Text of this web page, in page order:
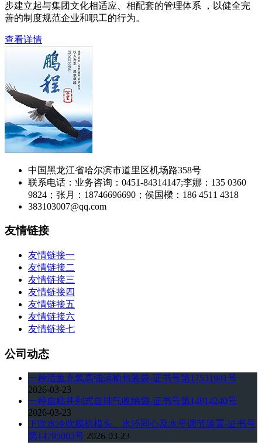
步建立起与集团文化相适应、相配套的管理体系 ，以健全完
善的制度规范企业和职工的行为。
查看详情
中国黑龙江省哈尔滨市道里区机场路358号
联系电话：业务咨询：0451-84314147;李娜：135 0360
9824；张月：18746696690；侯国樑：186 4511 4318
383103007@qq.com
友情链接
友情链接一
友情链接二
友情链接三
友情链接四
友情链接五
友情链接六
友情链接七
公司动态
一种活鱼充氧高强运输包装袋-证书号第17531981号
2026-03-23
一种自粘并列式自排气收纳袋-证书号第14914240号
2026-03-23
下吹水冷吹膜机模头、水环同心及水平调节装置-证书号
第14795003号 2026-03-23